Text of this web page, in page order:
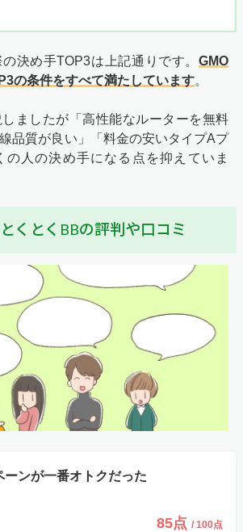
決め手TOP3は上記通りです。 GMO
の条件をすべて満たしています。
ましたが「高性能なルーターを無料
品質が良い」「料金の安いタイプAプ
の人の決め手になる点を抑えていま
くとくBBの評判や口コミ
ーンが一番オトクだった
85点 / 100点